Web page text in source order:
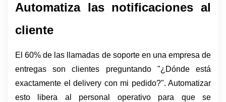
Automatiza las notificaciones al
cliente
El 60% de las llamadas de soporte en una empresa de
entregas son clientes preguntando "¿Dónde está
exactamente el delivery con mi pedido?". Automatizar
esto libera al personal operativo para que se